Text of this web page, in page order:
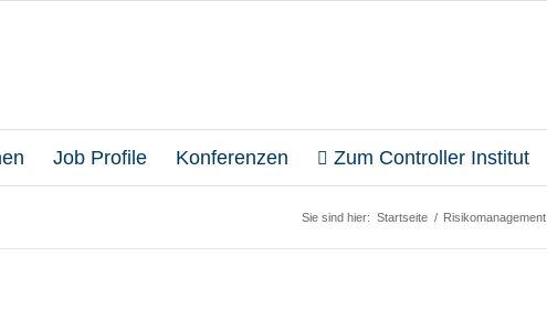
Job Profile Konferenzen Zum Controller Institut
Sie sind hier: Startseite / Risikomanagement